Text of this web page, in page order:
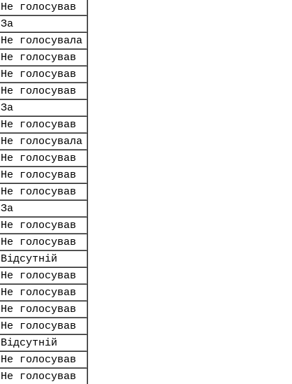
Не голосував
За
Не голосувала
Не голосував
Не голосував
Не голосував
За
Не голосував
Не голосувала
Не голосував
Не голосував
Не голосував
За
Не голосував
Не голосував
Відсутній
Не голосував
Не голосував
Не голосував
Не голосував
Відсутній
Не голосував
Не голосував